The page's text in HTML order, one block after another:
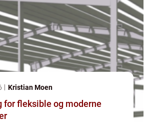
Kristian Moen
for fleksible og moderne